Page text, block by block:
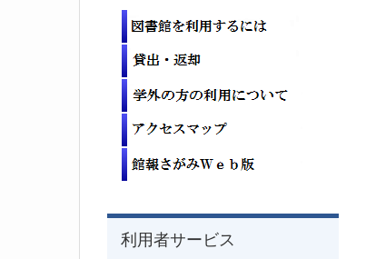
利用者サービス